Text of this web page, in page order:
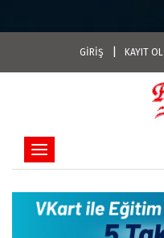
GİRİŞ KAYIT OL
Toggle navigation